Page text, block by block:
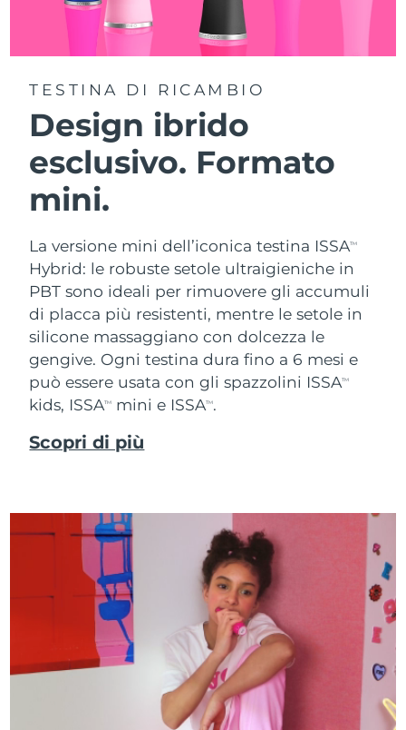
TESTINA DI RICAMBIO
Design ibrido
esclusivo. Formato
mini.
La versione mini dell’iconica testina ISSATM
Hybrid: le robuste setole ultraigieniche in
PBT sono ideali per rimuovere gli accumuli
di placca più resistenti, mentre le setole in
silicone massaggiano con dolcezza le
gengive. Ogni testina dura fino a 6 mesi e
può essere usata con gli spazzolini ISSATM
kids, ISSATM mini e ISSATM.
Scopri di più